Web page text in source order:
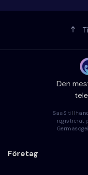
Den
SaaS
registrerat
Företag